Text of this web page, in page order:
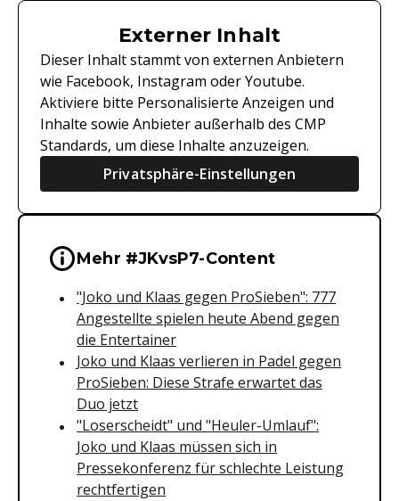
Externer Inhalt
Dieser Inhalt stammt von externen Anbietern
wie Facebook, Instagram oder Youtube.
Aktiviere bitte Personalisierte Anzeigen und
Inhalte sowie Anbieter außerhalb des CMP
Standards, um diese Inhalte anzuzeigen.
Privatsphäre-Einstellungen
Wichtige Hinweise &
Mehr #JKvsP7-Content
"Joko und Klaas gegen ProSieben": 777
Angestellte spielen heute Abend gegen
die Entertainer
Joko und Klaas verlieren in Padel gegen
ProSieben: Diese Strafe erwartet das
Duo jetzt
"Loserscheidt" und "Heuler-Umlauf":
Joko und Klaas müssen sich in
Pressekonferenz für schlechte Leistung
rechtfertigen